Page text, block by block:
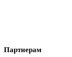
Партнерам